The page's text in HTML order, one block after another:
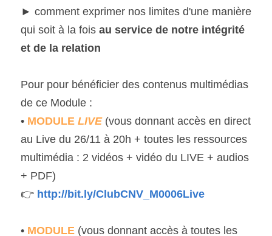
► comment exprimer nos limites d'une manière
qui soit à la fois au service de notre intégrité
et de la relation
Pour pour bénéficier des contenus multimédias
de ce Module :
• MODULE LIVE (vous donnant accès en direct
au Live du 26/11 à 20h + toutes les ressources
multimédia : 2 vidéos + vidéo du LIVE + audios
+ PDF)
👉 http://bit.ly/ClubCNV_M0006Live
• MODULE (vous donnant accès à toutes les